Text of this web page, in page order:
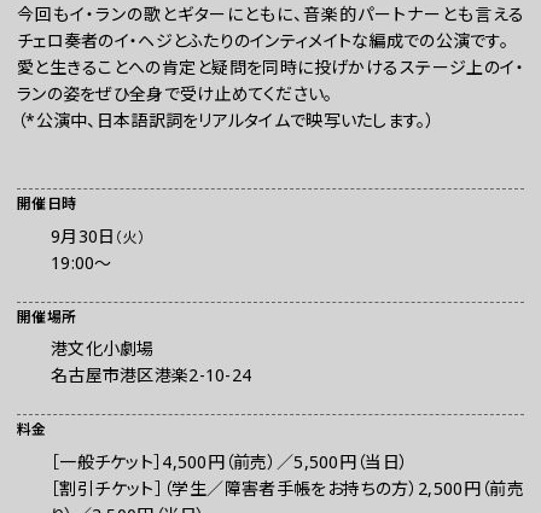
お問い合わせ
プレスの方へ
鑑賞時のお願い
今回もイ・ランの歌とギターにともに、音楽的パートナーとも言える
チェロ奏者のイ・ヘジとふたりのインティメイトな編成での公演です。
愛と生きることへの肯定と疑問を同時に投げかけるステージ上のイ・
ランの姿をぜひ全身で受け止めてください。
（*公演中、日本語訳詞をリアルタイムで映写いたします。）
開催日時
9月30日 （火）
19:00～
開催場所
港文化小劇場
名古屋市港区港楽2-10-24
料金
［一般チケット］4,500円（前売）／5,500円（当日）
［割引チケット］（学生／障害者手帳をお持ちの方）2,500円（前売